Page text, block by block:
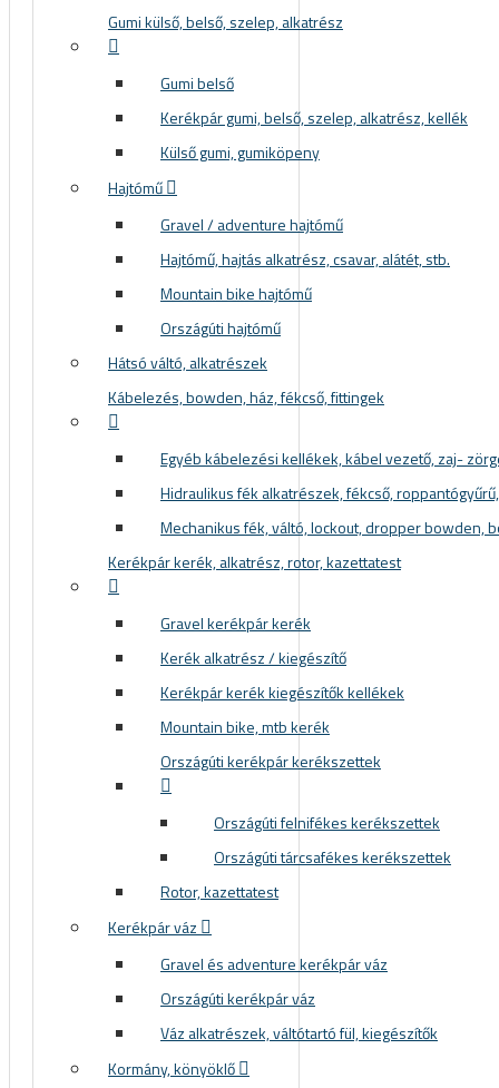
Gumi külső, belső, szelep, alkatrész
Gumi belső
Kerékpár gumi, belső, szelep, alkatrész, kellék
Külső gumi, gumiköpeny
Hajtómű
Gravel / adventure hajtómű
Hajtómű, hajtás alkatrész, csavar, alátét, stb.
Mountain bike hajtómű
Országúti hajtómű
Hátsó váltó, alkatrészek
Kábelezés, bowden, ház, fékcső, fittingek
Egyéb kábelezési kellékek, kábel vezető, zaj-
Hidraulikus fék alkatrészek, fékcső,
Mechanikus fék, váltó, lockout, dropper bowden,
Kerékpár kerék, alkatrész, rotor, kazettatest
Gravel kerékpár kerék
Kerék alkatrész / kiegészítő
Kerékpár kerék kiegészítők kellékek
Mountain bike, mtb kerék
Országúti kerékpár kerékszettek
Országúti felnifékes kerékszettek
Országúti tárcsafékes kerékszettek
Rotor, kazettatest
Kerékpár váz
Gravel és adventure kerékpár váz
Országúti kerékpár váz
Váz alkatrészek, váltótartó fül, kiegészítők
Kormány, könyöklő